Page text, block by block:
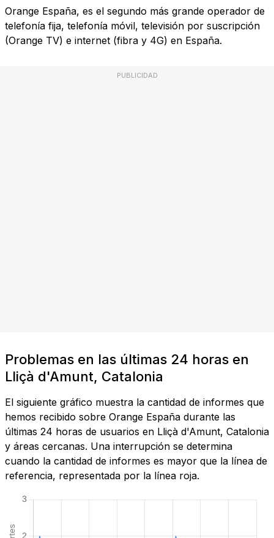
Orange España, es el segundo más grande operador de
telefonía fija, telefonía móvil, televisión por suscripción
(Orange TV) e internet (fibra y 4G) en España.
PUBLICIDAD
Problemas en las últimas 24 horas en
Lliçà d'Amunt, Catalonia
El siguiente gráfico muestra la cantidad de informes que
hemos recibido sobre Orange España durante las
últimas 24 horas de usuarios en Lliçà d'Amunt, Catalonia
y áreas cercanas. Una interrupción se determina
cuando la cantidad de informes es mayor que la línea de
referencia, representada por la línea roja.